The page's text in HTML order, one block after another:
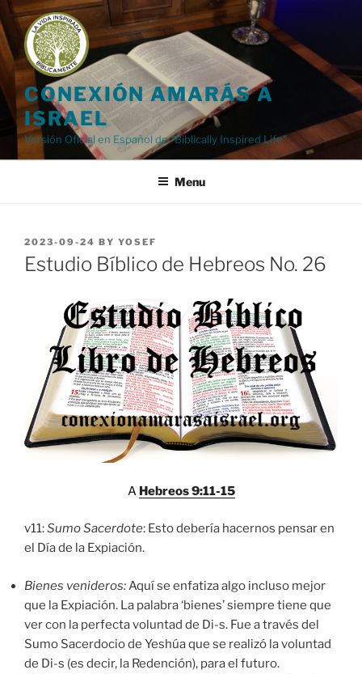
Skip
to
content
CONEXIÓN AMARÁS A
ISRAEL
Versión Oficial en Español de "Biblically Inspired Life"
Menu
POSTED
ON
2023-09-24 BY YOSEF
Estudio Bíblico de Hebreos No. 26
A Hebreos 9:11-15
v11:Sumo Sacerdote: Esto debería hacernos pensar en
el Día de la Expiación.
Bienes venideros:Aquí se enfatiza algo incluso mejor
que la Expiación. La palabra ‘bienes’ siempre tiene que
ver con la perfecta voluntad de Di-s. Fue a través del
Sumo Sacerdocio de Yeshúa que se realizó la voluntad
de Di-s (es decir, la Redención), para el futuro.